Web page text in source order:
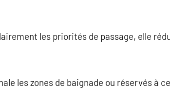
les priorités de passage, elle
les zones de baignade ou réservés à